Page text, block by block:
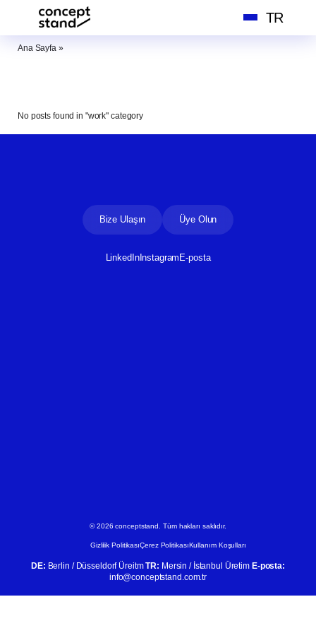
TR
Ana Sayfa»
No posts found in "work" category
Bize Ulaşın Üye Olun
LinkedInInstagram E-posta
© 2026 conceptstand. Tüm hakları saklıdır.
Gizlilik PolitikasıÇerez PolitikasıKullanım Koşulları
DE: Berlin / Düsseldorf ÜreitmTR: Mersin / İstanbul Üretim E-posta:
info@conceptstand.com.tr